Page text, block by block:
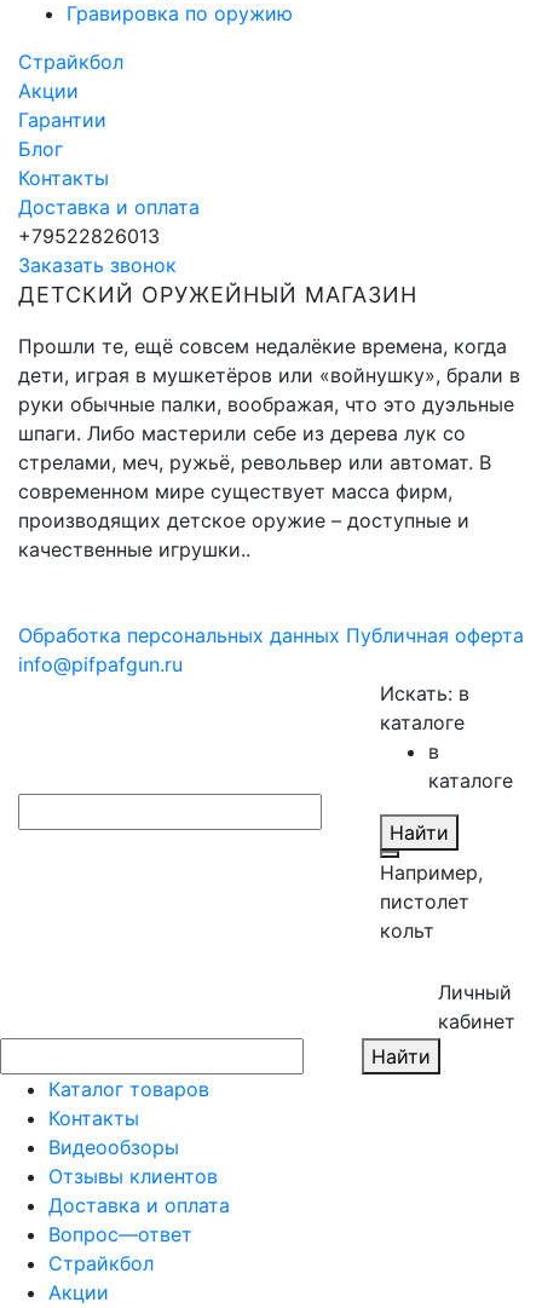
Гравировка по оружию
Страйкбол
Акции
Гарантии
Блог
Контакты
Доставка и оплата
+79522826013
Заказать звонок
ДЕТСКИЙ ОРУЖЕЙНЫЙ МАГАЗИН
Прошли те, ещё совсем недалёкие времена, когда
дети, играя в мушкетёров или «войнушку», брали в
руки обычные палки, воображая, что это дуэльные
шпаги. Либо мастерили себе из дерева лук со
стрелами, меч, ружьё, револьвер или автомат. В
современном мире существует масса фирм,
производящих детское оружие – доступные и
качественные игрушки..
Обработка персональных данных Публичная оферта
info@pifpafgun.ru
Искать: в
каталоге
в
каталоге
Найти
Например,
пистолет
кольт
Личный
кабинет
Найти
Каталог товаров
Контакты
Видеообзоры
Отзывы клиентов
Доставка и оплата
Вопрос—ответ
Страйкбол
Акции